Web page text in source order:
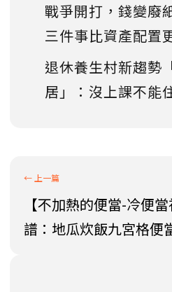
戰爭開打，錢變廢
三件事比資產配置
退休養生村新趨勢
居」：沒上課不能
【不加熱的便當-冷便
譜：地瓜炊飯九宮格便